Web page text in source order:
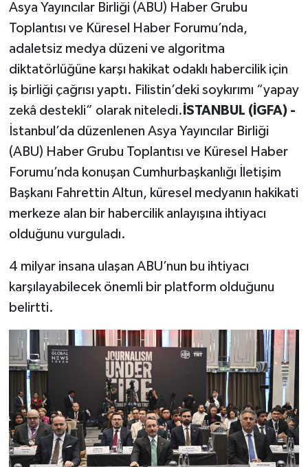
Asya Yayıncılar Birliği (ABU) Haber Grubu
Toplantısı ve Küresel Haber Forumu’nda,
adaletsiz medya düzeni ve algoritma
diktatörlüğüne karşı hakikat odaklı habercilik için
iş birliği çağrısı yaptı. Filistin’deki soykırımı “yapay
zekâ destekli” olarak niteledi. İSTANBUL (İGFA) -
İstanbul’da düzenlenen Asya Yayıncılar Birliği
(ABU) Haber Grubu Toplantısı ve Küresel Haber
Forumu’nda konuşan Cumhurbaşkanlığı İletişim
Başkanı Fahrettin Altun, küresel medyanın hakikati
merkeze alan bir habercilik anlayışına ihtiyacı
olduğunu vurguladı.
4 milyar insana ulaşan ABU’nun bu ihtiyacı
karşılayabilecek önemli bir platform olduğunu
belirtti.